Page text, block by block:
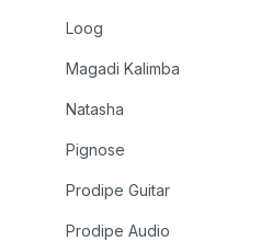
Loog
Magadi Kalimba
Natasha
Pignose
Prodipe Guitar
Prodipe Audio